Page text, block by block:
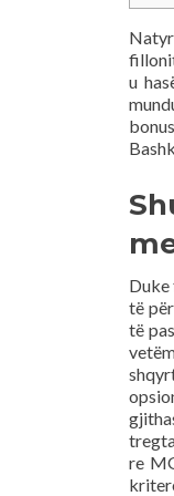
u
Duke
të
të
re